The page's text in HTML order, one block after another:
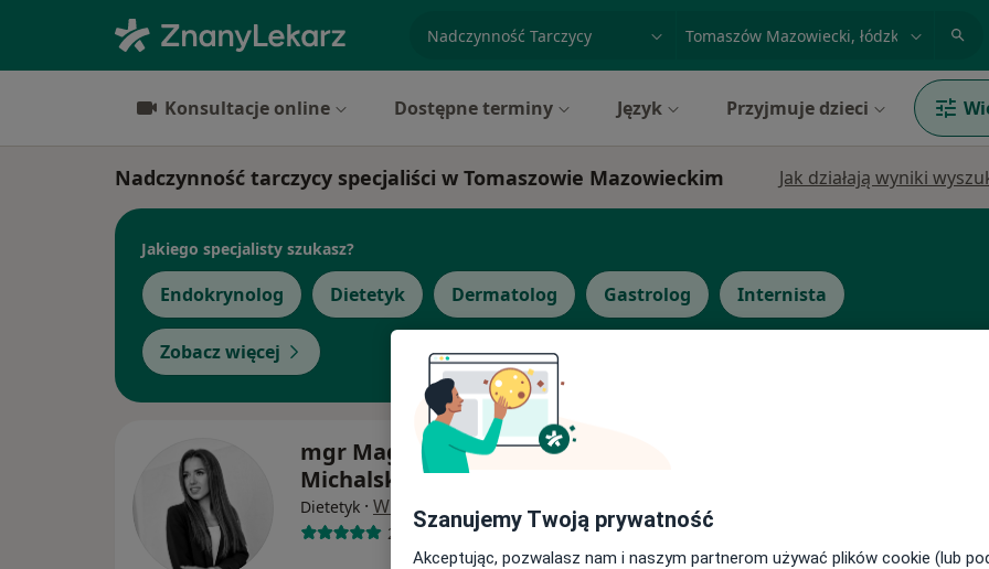
specjalizacja, badanie lub nazwiskomiasto lub dzielnica
Konsultacje online Dostępne terminy Język Przyjmuje dzieci
Nadczynność tarczycy specjaliści w Tomaszowie Mazowieckim Jak działają wyniki
Jakiego specjalisty szukasz?
Endokrynolog Dietetyk Dermatolog Gastrolog Internista
Zobacz więcej
mgr Magdalena
Michalska
Dietetyk · Więcej
26 opinii
Umawianie online nie jest dostępne
Szanujemy Twoją prywatność
Akceptując, pozwalasz nam i naszym partnerom używać plików cookie (lub